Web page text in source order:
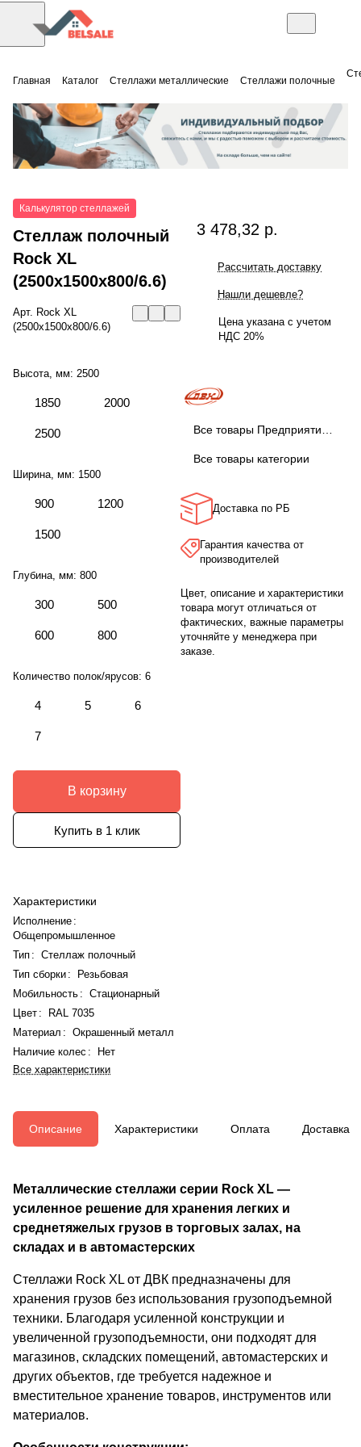
Главная Каталог Стеллажи металлические Стеллажи полочные
Калькулятор стеллажей
Стеллаж полочный
Rock XL
(2500x1500x800/6.6)
Арт. Rock XL
(2500x1500x800/6.6)
Высота, мм: 2500
1850 2000
2500
Ширина, мм: 1500
900 1200
1500
Глубина, мм: 800
300 500
600 800
Количество полок/ярусов: 6
4 5 6
7
В корзину
Купить в 1 клик
Характеристики
Исполнение :
Общепромышленное
Тип : Стеллаж полочный
Тип сборки:
Резьбовая
Мобильность : Стационарный
Цвет :
RAL 7035
Материал : Окрашенный металл
Наличие колес :
Нет
Все характеристики
3 478,32 р.
Рассчитать доставку
Нашли дешевле?
Цена указана с учетом
НДС 20%
Все товары Предприятие ДВК
Все товары категории
Доставка по РБ
Гарантия качества от
производителей
Цвет, описание и характеристики
товара могут отличаться от
фактических, важные параметры
уточняйте у менеджера при
заказе.
Описание Характеристики Оплата Доставка
Металлические стеллажи серии Rock XL —
усиленное решение для хранения легких и
среднетяжелых грузов в торговых залах, на
складах и в автомастерских
Стеллажи Rock XL от ДВК предназначены для
хранения грузов без использования грузоподъемной
техники. Благодаря усиленной конструкции и
увеличенной грузоподъемности, они подходят для
магазинов, складских помещений, автомастерских и
других объектов, где требуется надежное и
вместительное хранение товаров, инструментов или
материалов.